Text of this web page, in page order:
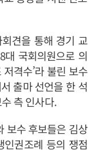
견을 통해 경기 교
대 국회의원으로 의
격수’라 불린 보수
출마 선언을 한 석
측 인사다.
보수 후보들은 김상
권조례 등의 쟁점